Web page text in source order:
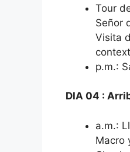
Tour
Señor
Visita
p.m.:
DIA 04 :
a.m.:
Macro